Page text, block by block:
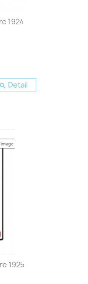
1924
 Detail
1925